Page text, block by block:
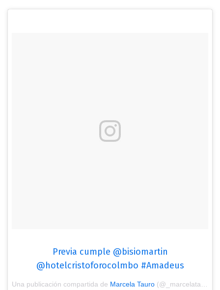
Previa cumple @bisiomartin
@hotelcristoforocolmbo #Amadeus
Una publicación compartida de Marcela Tauro (@_marcelatauro) el